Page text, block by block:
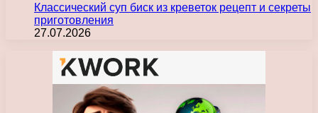
Классический суп биск из креветок рецепт и секреты
приготовления
27.07.2026